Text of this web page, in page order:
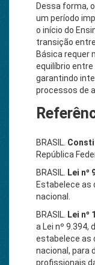
Dessa forma,
um período
o início do
transição
Básica requer
equilíbrio
garantindo
processos de
BRASIL.
República
BRASIL. Lei nº
Estabelece as
nacional.
BRASIL. Lei nº
a Lei nº 9.394,
estabelece as
nacional, para
profissionais